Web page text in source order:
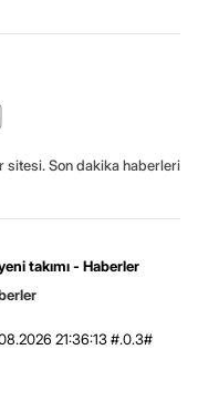
sitesi. Son dakika haberleri
takımı - Haberler
21:36:13 #.0.3#